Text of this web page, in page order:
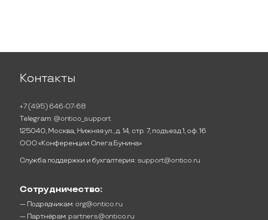
Контакты
+7 (495) 646-07-68
Telegram: @ontico_support
125040, Москва, Нижняя ул., д. 14, стр. 7, подъезд 1, оф. 16
ООО «Конференции Олега Бунина»
Служба поддержки и бухгалтерия: support@ontico.ru
Сотрудничество:
— Подрядчикам: org@ontico.ru
— Партнёрам: partners@ontico.ru